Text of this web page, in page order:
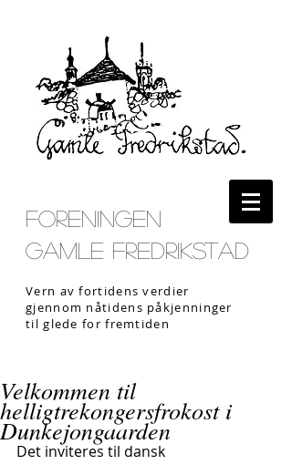
Foreningen
Gamle Fredrikstad
Vern av fortidens verdier
gjennom nåtidens påkjenninger
til glede for fremtiden
Velkommen til
helligtrekongersfrokost i
Dunkejongaarden
Det inviteres til dansk